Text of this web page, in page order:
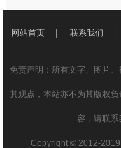
网站首页 联系我们
免责声明：所有文字、图片
其观点，本站亦不为其版权
容，请联系
Copyright © 2012-2019